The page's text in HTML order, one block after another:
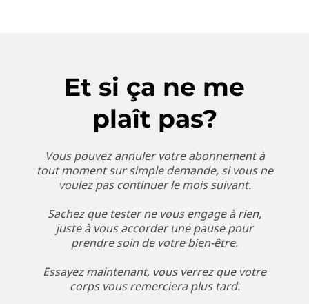
Et si ça ne me
plaît pas?
Vous pouvez annuler votre abonnement à
tout moment sur simple demande, si vous ne
voulez pas continuer le mois suivant.
Sachez que tester ne vous engage à rien,
juste à vous accorder une pause pour
prendre soin de votre bien-être.
Essayez maintenant, vous verrez que votre
corps vous remerciera plus tard.